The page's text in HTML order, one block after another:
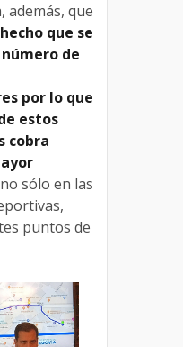
además, que
que se
de
por lo que
estos
cobra
sólo en las
puntos de